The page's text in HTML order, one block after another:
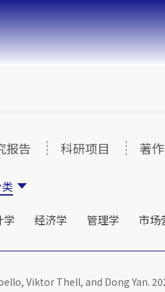
报告 科研项目 著作
学 经济学 管理学 市场
Viktor Thell, and Dong Yan.